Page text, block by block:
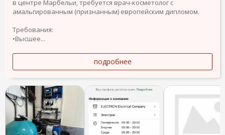
в центре Марбельи, требуется врач-косметолог с
амальгированным (признанным) европейским дипломом.
Требования:
•Высшее...
подробнее